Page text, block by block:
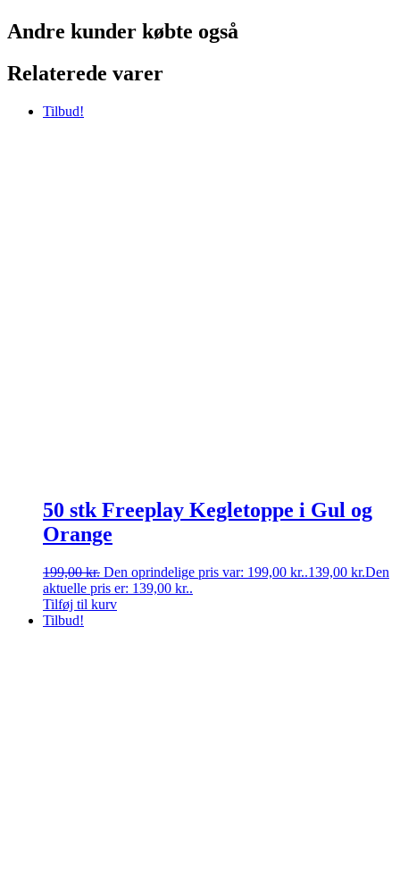
Andre kunder købte også
Relaterede varer
Tilbud!
50 stk Freeplay Kegletoppe i Gul og
Orange
199,00kr. Den oprindelige pris var: 199,00 kr..139,00 kr.Den
aktuelle pris er: 139,00 kr..
Tilføj til kurv
Tilbud!